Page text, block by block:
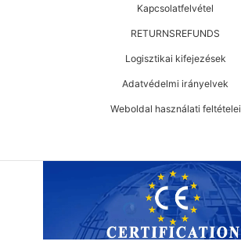
Kapcsolatfelvétel
RETURNSREFUNDS
Logisztikai kifejezések
Adatvédelmi irányelvek
Weboldal használati feltételei